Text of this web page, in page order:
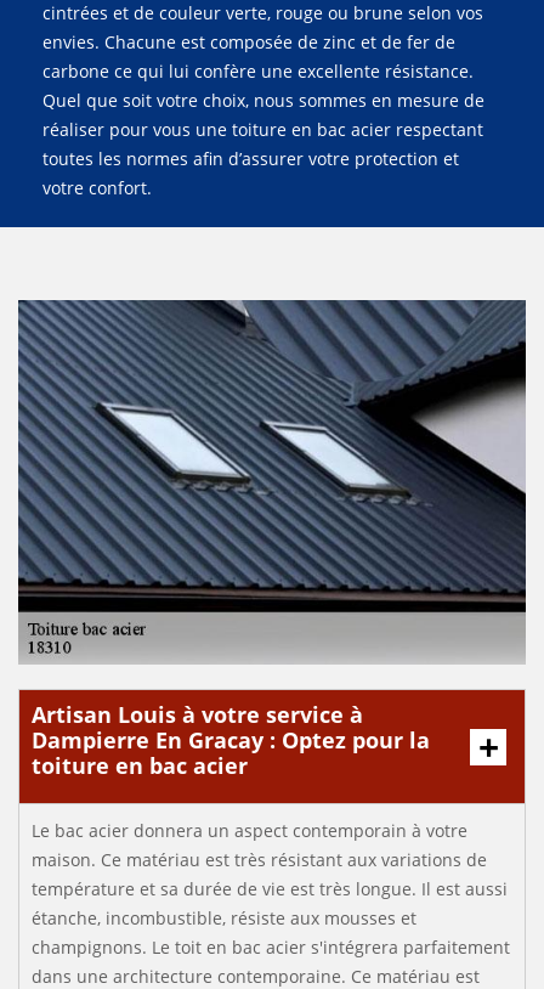
cintrées et de couleur verte, rouge ou brune selon vos
envies. Chacune est composée de zinc et de fer de
carbone ce qui lui confère une excellente résistance.
Quel que soit votre choix, nous sommes en mesure de
réaliser pour vous une toiture en bac acier respectant
toutes les normes afin d’assurer votre protection et
votre confort.
Artisan Louis à votre service à
Dampierre En Gracay : Optez pour la
toiture en bac acier
Le bac acier donnera un aspect contemporain à votre
maison. Ce matériau est très résistant aux variations de
température et sa durée de vie est très longue. Il est aussi
étanche, incombustible, résiste aux mousses et
champignons. Le toit en bac acier s'intégrera parfaitement
dans une architecture contemporaine. Ce matériau est